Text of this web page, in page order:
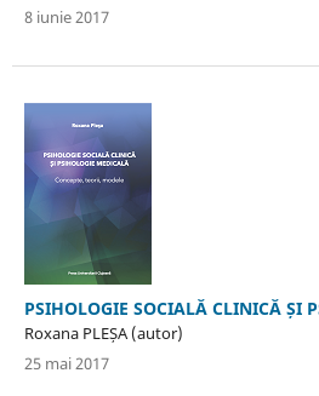
8 iunie 2017
PSIHOLOGIE SOCIALĂ CLINICĂ ȘI
Roxana PLEȘA (autor)
25 mai 2017